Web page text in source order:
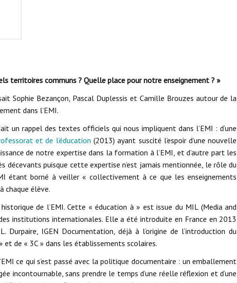
territoires communs ? Quelle place pour notre enseignement ? »
Sophie Bezançon, Pascal Duplessis et Camille Brouzes autour de la
dans l’EMI.
un rappel des textes officiels qui nous impliquent dans l’EMI : d’une
et de l’éducation (2013) ayant suscité l’espoir d’une nouvelle
de notre expertise dans la formation à l’EMI, et d’autre part les
décevants puisque cette expertise n’est jamais mentionnée, le rôle du
étant borné à veiller « collectivement à ce que les enseignements
chaque élève.
de l’EMI. Cette « éducation à » est issue du MIL (Media and
institutions internationales. Elle a été introduite en France en 2013
Durpaire, IGEN Documentation, déjà à l’origine de l’introduction du
de « 3C » dans les établissements scolaires.
ce qui s’est passé avec la politique documentaire : un emballement
incontournable, sans prendre le temps d’une réelle réflexion et d’une